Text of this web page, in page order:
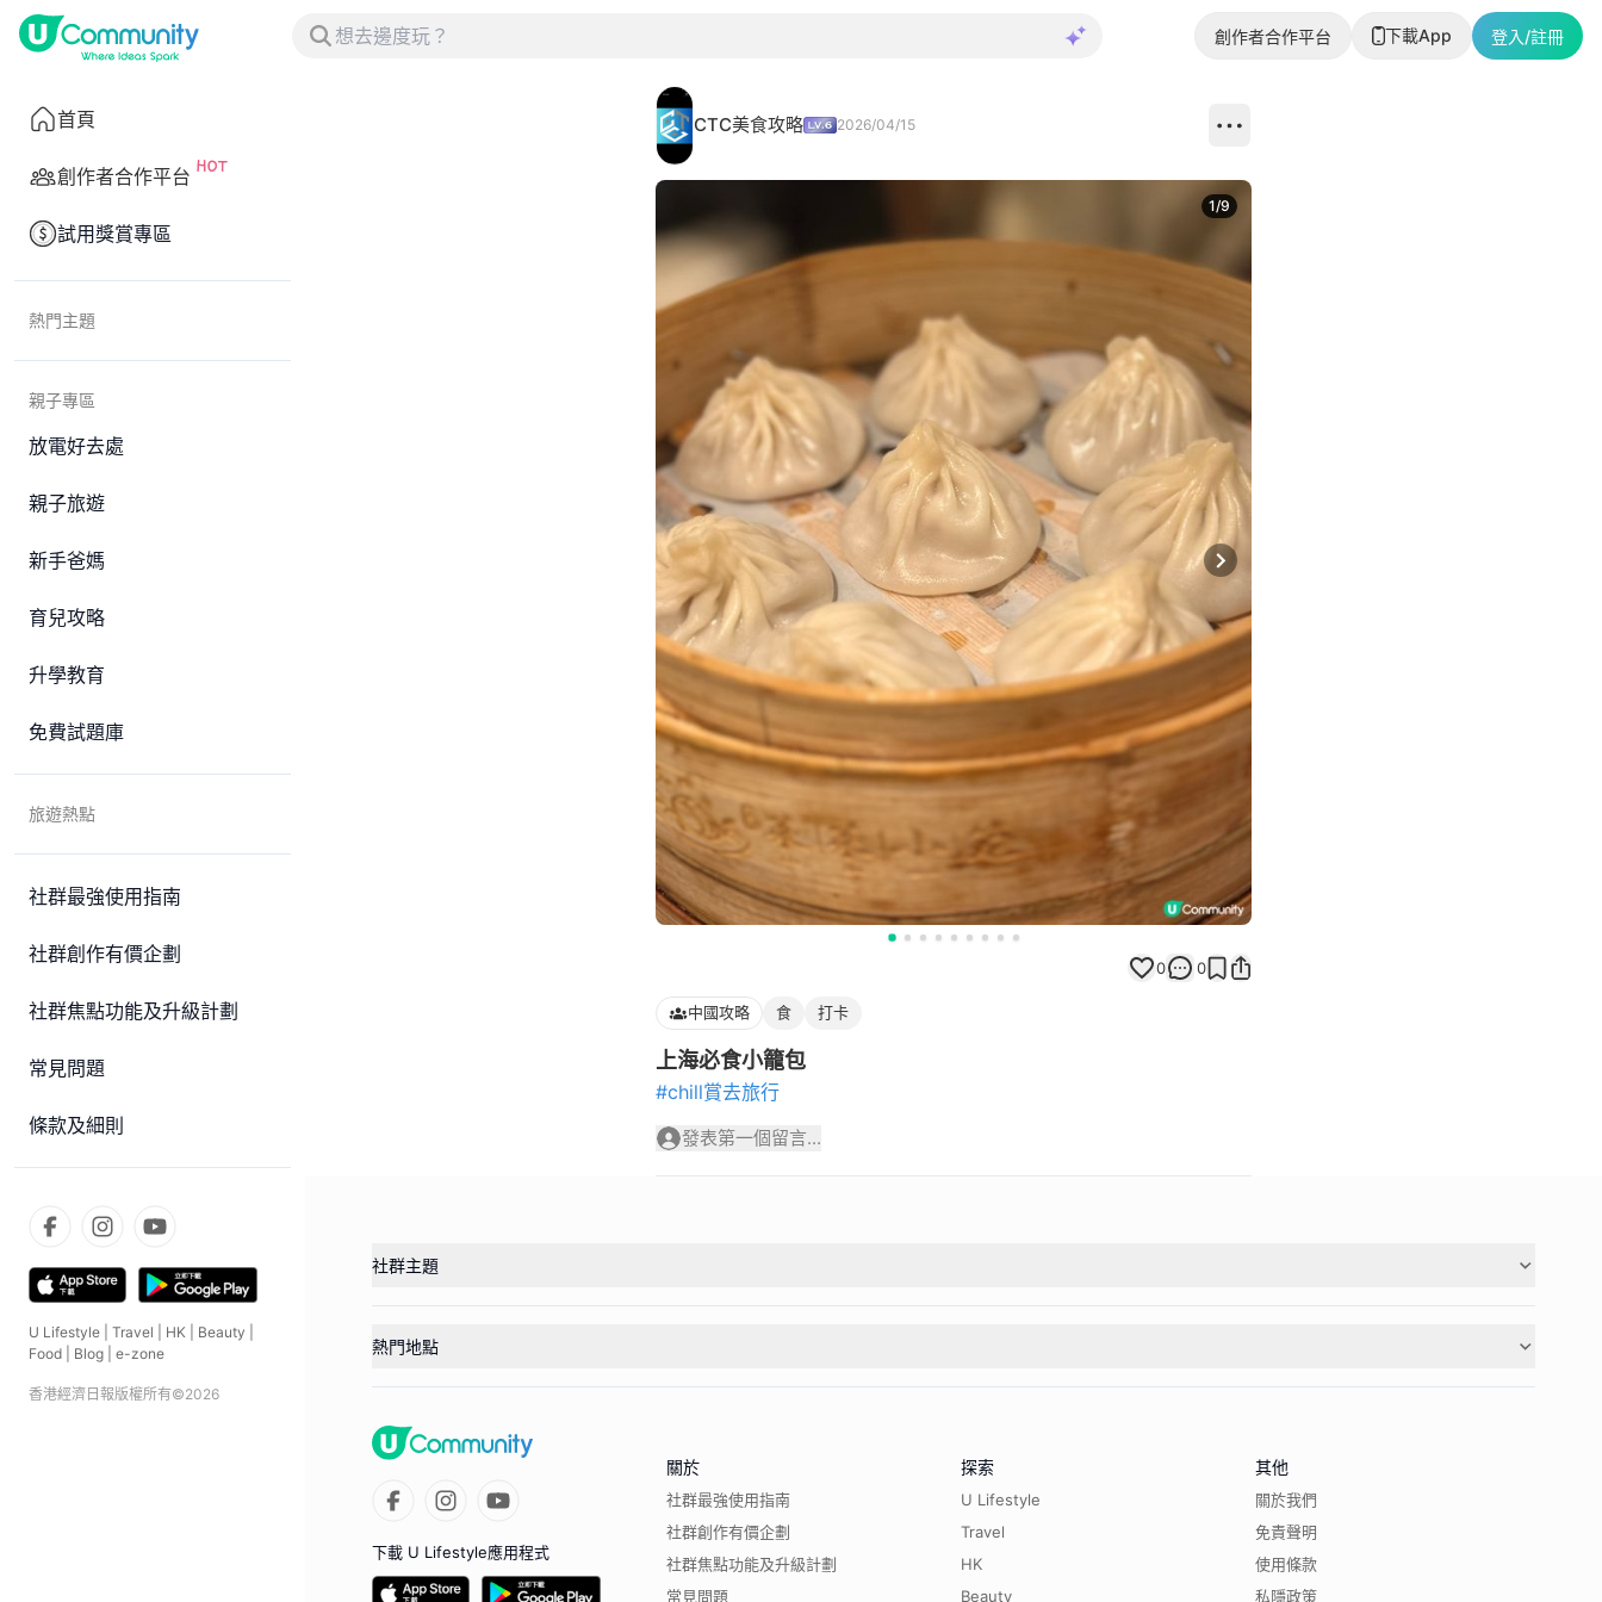
創作者合作平台 下載App 登入/註冊
首頁
創作者合作平台
試用獎賞專區
熱門主題
親子專區
放電好去處
親子旅遊
新手爸媽
育兒攻略
升學教育
免費試題庫
旅遊熱點
社群最強使用指南
社群創作有價企劃
社群焦點功能及升級計劃
常見問題
條款及細則
U Lifestyle Travel HK Beauty
Food
Blog e-zone
香港經濟日報版權所有©2026
CTC美食攻略 2026/04/15
Next slide
1/9
0 0
中國攻略 食 打卡
上海必食小籠包
#chill賞去旅行
發表第一個留言...
社群主題
熱門地點
下載 U Lifestyle應用程式
關於
社群最強使用指南
社群創作有價企劃
社群焦點功能及升級計劃
常見問題
探索
U Lifestyle
Travel
HK
Beauty
其他
關於我們
免責聲明
使用條款
私隱政策